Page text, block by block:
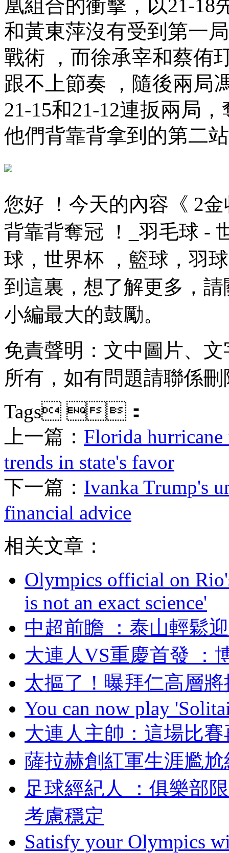
凰組合的衝擊，以21-18
和黃東萍沒有受到第一局
戰術 ，而徐承宰和蔡侑
跟不上節奏 ，隨後兩局
21-15和21-12連扳兩局
他們背靠背拿到的第二站冠
您好 ！今天的內容《 2
背靠背奪冠  ！_羽毛球 - 世
球，世界杯  ，籃球，
到這裏，想了解更多
小編最大的鼓勵。
免責聲明：文中圖片
所有 ，如有問題請聯係刪除
Tags ：
上一篇： Florida hurricane
trends in state's favor
下一篇： Ivanka Trump's
financial advice
相关文章：
Olympics official on
is not an exact science'
中超前瞻 ：泰山輕
大連人VS重慶首發 
太摳了！曝拜仁高
You can now play
大連人主帥：這場
薩拉赫創紅軍生涯尷
足球經紀人 ：俱樂
考慮穩定
Satisfy your Olympics